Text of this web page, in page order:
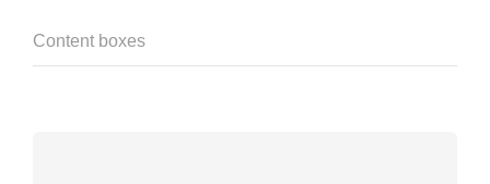
Content boxes